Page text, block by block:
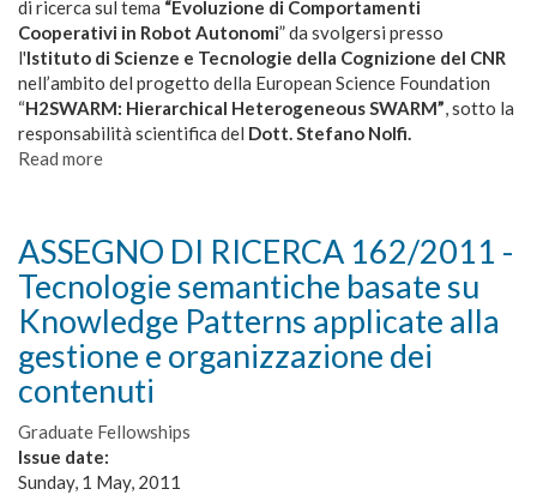
robot
interattivi
capaci
di
interagire
socialmente
per
un
periodo
di
lunga
durata
focalizzati
sulla
comunicazione
verbale
di ricerca sul tema “Evoluzione di Comportamenti
Cooperativi in Robot Autonomi” da svolgersi presso
l'Istituto di Scienze e Tecnologie della Cognizione del CNR
nell’ambito del progetto della European Science Foundation
“H2SWARM: Hierarchical Heterogeneous SWARM”, sotto la
responsabilità scientifica del Dott. Stefano Nolfi.
Read more
163/2011
Evoluzione
di
Comportamenti
Cooperativi
in
Robot
Autonomi
ASSEGNO DI RICERCA 162/2011 -
Tecnologie semantiche basate su
Knowledge Patterns applicate alla
gestione e organizzazione dei
contenuti
Graduate Fellowships
Issue date:
Sunday, 1 May, 2011